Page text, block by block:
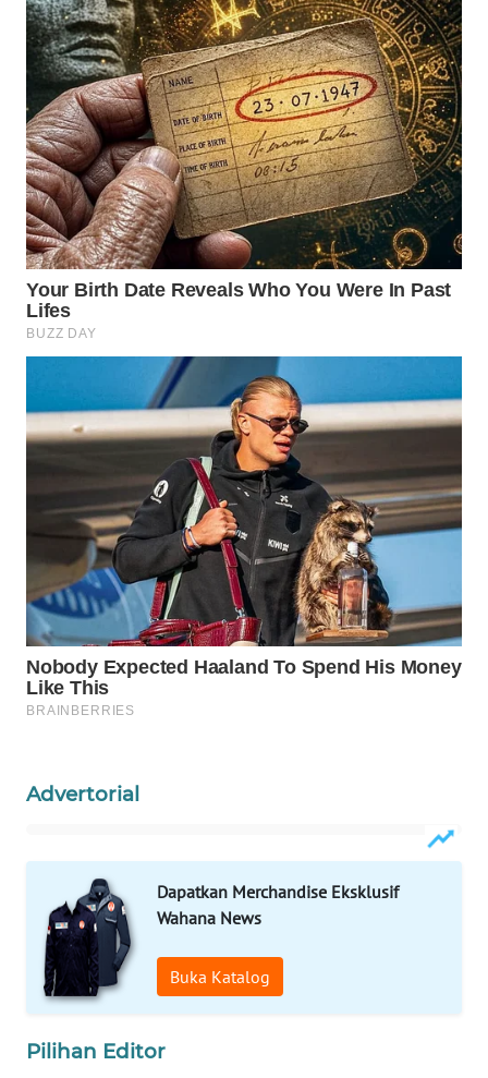
Advertorial
Dapatkan Merchandise Eksklusif
Wahana News
Buka Katalog
Pilihan Editor
WN
NATUNA
WN
BINTAN
WN
MANDALIKA
WN
LIKUPANG
WN
WN
Wahana
WAHANA
WAHANA
TANI
ADVOKAT
WAHANA
KONSUMEN
WAHANA